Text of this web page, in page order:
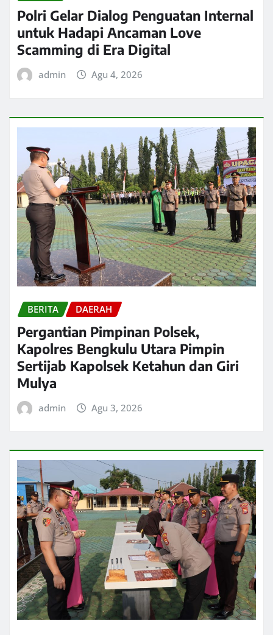
Polri Gelar Dialog Penguatan Internal
untuk Hadapi Ancaman Love
Scamming di Era Digital
admin Agu 4, 2026
BERITA DAERAH
Pergantian Pimpinan Polsek,
Kapolres Bengkulu Utara Pimpin
Sertijab Kapolsek Ketahun dan Giri
Mulya
admin Agu 3, 2026